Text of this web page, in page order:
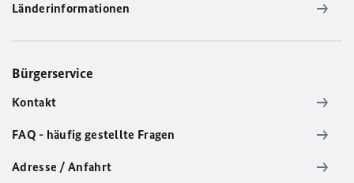
Länderinformationen
Bürgerservice
Kontakt
FAQ - häufig gestellte Fragen
Adresse / Anfahrt